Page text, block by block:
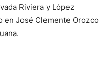
Riviera y López
en José Clemente Orozco